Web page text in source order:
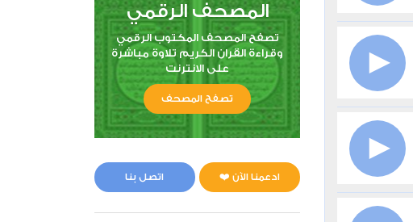
المصحف الرقمي
تصفح المصحف المكتوب الرقمي
وقراءة القران الكريم تلاوة مباشرة
على الانترنت
تصفح المصحف
ادعمنا الآن ❤️ اتصل بنا